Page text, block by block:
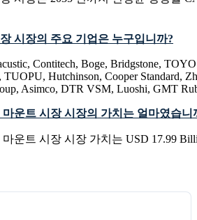
시장의 주요 기업은 누구입니까?
Contitech, Boge, Bridgstone,
Hutchinson, Cooper Standard,
Asimco, DTR VSM, Luoshi, GMT
마운트 시장 시장의 가치는 얼마였습니
마운트 시장 시장 가치는 USD 17.99